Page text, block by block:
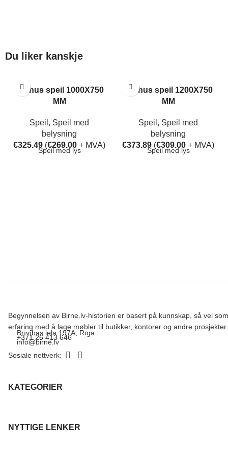
Du liker kanskje
Aarhus speil 1000X750
MM
Speil , Speil med
belysning
€325.49 (€269.00 + MVA)
Speil med lys
Aarhus speil 1200X750
MM
Speil , Speil med
belysning
€373.89 (€309.00 + MVA)
Speil med lys
Begynnelsen av Birne.lv-historien er basert på kunnskap, så vel som
erfaring med å lage møbler til butikker, kontorer og andre prosjekter.
Brīvības iela 197A, Rīga
+371 26 413 646
info@birne.lv
Sosiale nettverk:
KATEGORIER
NYTTIGE LENKER